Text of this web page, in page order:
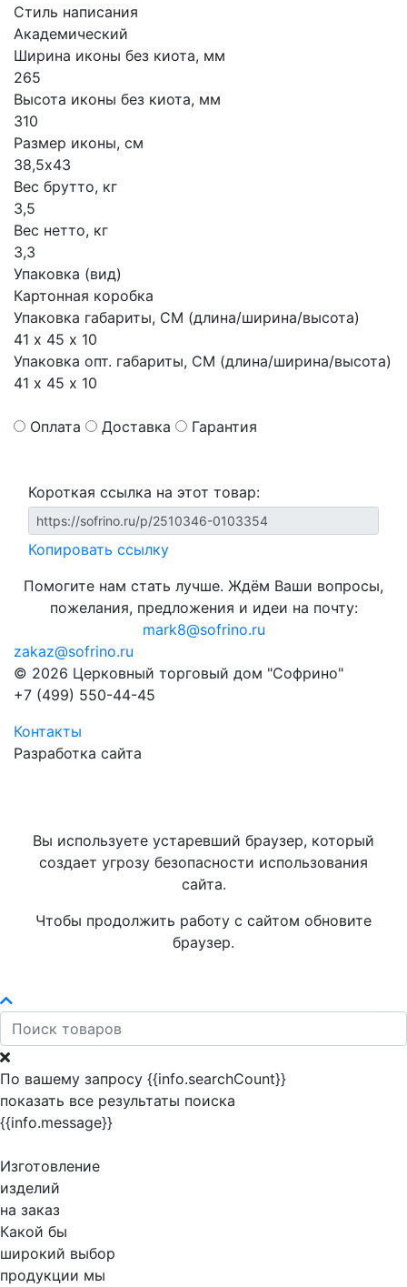
Стиль написания
Академический
Ширина иконы без киота, мм
265
Высота иконы без киота, мм
310
Размер иконы, см
38,5х43
Вес брутто, кг
3,5
Вес нетто, кг
3,3
Упаковка (вид)
Картонная коробка
Упаковка габариты, СМ (длина/ширина/высота)
41 х 45 х 10
Упаковка опт. габариты, СМ (длина/ширина/высота)
41 х 45 х 10
Оплата Доставка Гарантия
Короткая ссылка на этот товар:
Копировать ссылку
Помогите нам стать лучше. Ждём Ваши вопросы,
пожелания, предложения и идеи на почту:
mark8@sofrino.ru
zakaz@sofrino.ru
© 2026 Церковный торговый дом "Софрино"
+7 (499) 550-44-45
Контакты
Разработка сайта
Вы используете устаревший браузер, который
создает угрозу безопасности использования
сайта.
Чтобы продолжить работу с сайтом обновите
браузер.
По вашему запросу {{info.searchCount}}
показать все результаты поиска
{{info.message}}
Изготовление
изделий
на заказ
Какой бы
широкий выбор
продукции мы